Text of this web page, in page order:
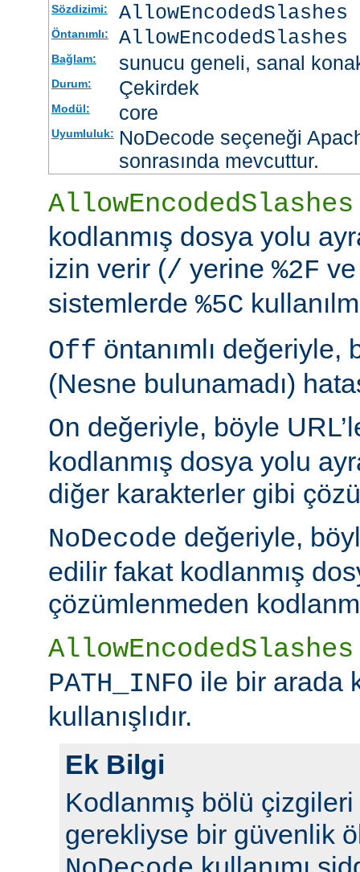
Sözdizimi: AllowEncodedSlashes
Öntanımlı:
Bağlam: sunucu geneli, sanal
Durum: Çekirdek
Modül: core
Uyumluluk: NoDecode seçeneği
sonrasında mevcuttur.
AllowEncodedSlashes
kodlanmış dosya yolu
izin verir (/ yerine %2F
sistemlerde %5C
Off öntanımlı değeriyle,
(Nesne bulunamadı)
On değeriyle, böyle
kodlanmış dosya yolu
diğer karakterler gibi
NoDecode değeriyle,
edilir fakat kodlanmış
çözümlenmeden
AllowEncodedSlashes
PATH_INFO ile bir arada
kullanışlıdır.
Ek Bilgi
Kodlanmış bölü
gerekliyse bir güvenlik